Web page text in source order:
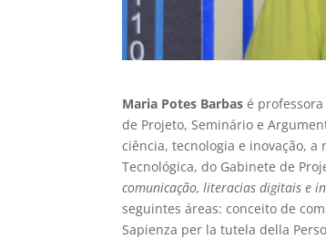
Maria Potes Barbas é
de Projeto, Seminário e
ciência, tecnologia e inovação,
Tecnológica, do Gabinete de
comunicação, literacias digitais e
seguintes áreas: conceito de
Sapienza per la tutela della